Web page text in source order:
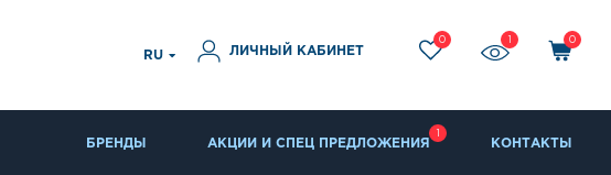
RU ЛИЧНЫЙ КАБИНЕТ
0 0
БРЕНДЫ АКЦИИ И СПЕЦ ПРЕДЛОЖЕНИЯ КОНТАКТЫ